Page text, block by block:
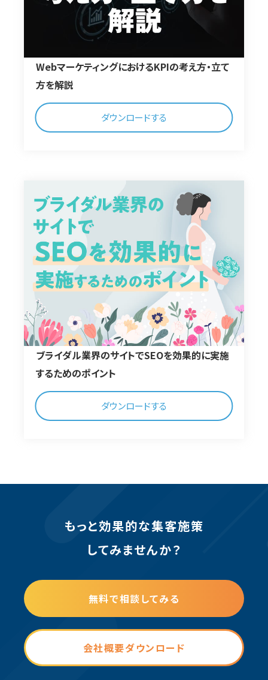
WebマーケティングにおけるKPIの考え方・立て
方を解説
ダウンロードする
ブライダル業界のサイトでSEOを効果的に実施
するためのポイント
ダウンロードする
もっと効果的な集客施策
してみませんか？
無料で相談してみる
会社概要ダウンロード